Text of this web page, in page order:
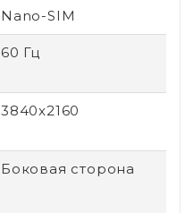
Nano-SIM
60 Гц
3840x2160
Боковая сторона